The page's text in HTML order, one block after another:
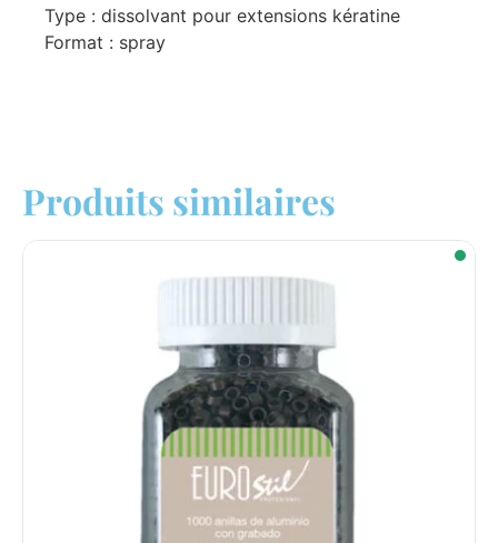
Type : dissolvant pour extensions kératine
Format : spray
Produits similaires